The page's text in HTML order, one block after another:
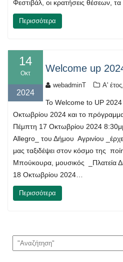
Φεστιβάλ, οι κρατήσεις θέσεων,
Περισσότερα
14
Οκτ
2024
Welcome up
webadminT Α' έτος,
Το Welcome to UP 2024
Οκτωβρίου 2024 και το πρόγραμμα
Πέμπτη 17 Οκτωβρίου 2024
Allegro_ του Δήμου Αγρινίου
μας ταξιδέψει στον κόσμο της
Μπούκουρα, μουσικός _Πλατεία
18 Οκτωβρίου 2024…
Περισσότερα